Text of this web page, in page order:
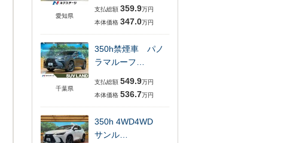
愛知県
支払総額 359.9万円
本体価格 347.0万円
千葉県
350h禁煙車 パノ
ラマルーフ…
支払総額 549.9万円
本体価格 536.7万円
350h 4WD4WD
サンル…